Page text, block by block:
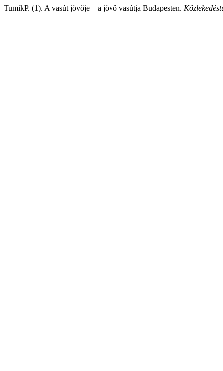
TumikP. (1). A vasút jövője – a jövő vasútja Budapesten.